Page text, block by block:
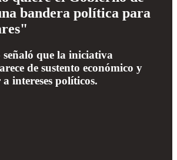
bandera política para
que la iniciativa
de sustento económico y
intereses políticos.